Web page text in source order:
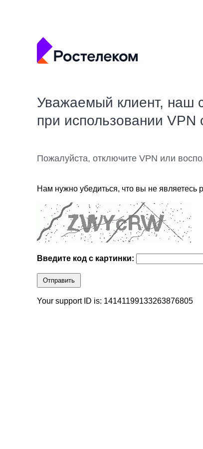
Уважаемый клиент, наш
при использовании VPN
Пожалуйста, отключите VPN или
Нам нужно убедиться, что вы не являетесь
Введите код с картинки:
Отправить
Your support ID is: 14141199133263876805